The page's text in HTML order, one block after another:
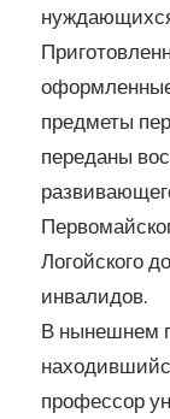
предметы
переданы
Логойского
инвалидов.
В нынешнем
профессор